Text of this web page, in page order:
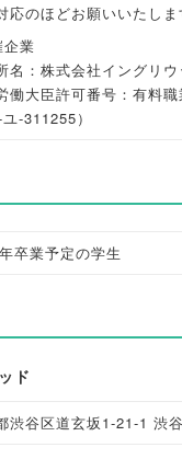
応のほどお願いいたしま
業
名：株式会社イングリウ
働大臣許可番号：有料
ユ-311255）
卒業予定の学生
ド
渋谷区道玄坂1-21-1 渋